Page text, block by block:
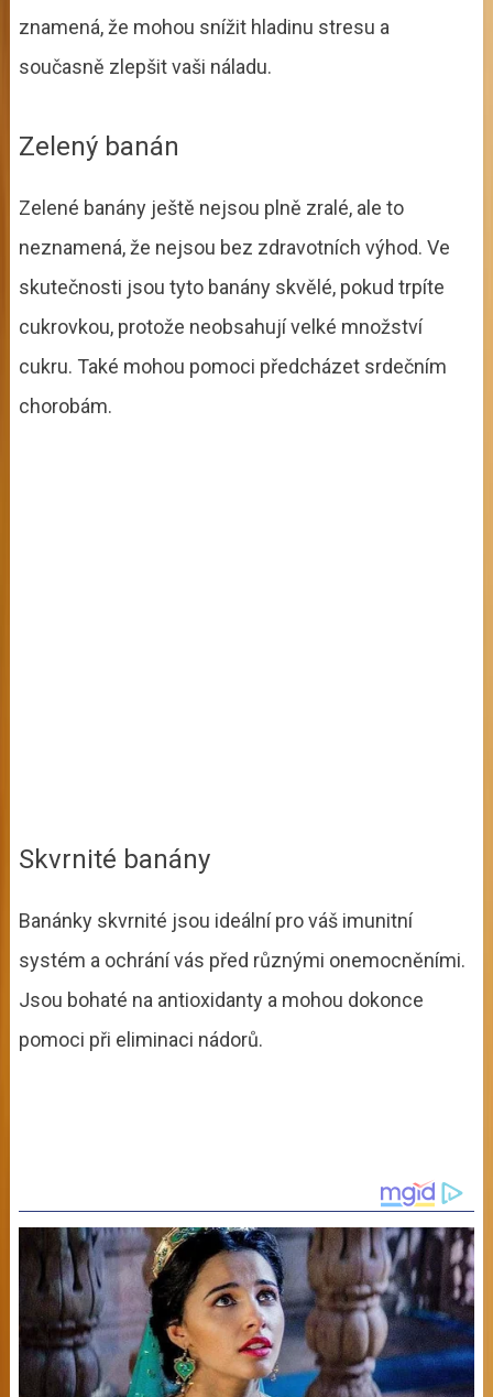
znamená, že mohou snížit hladinu stresu a
současně zlepšit vaši náladu.
Zelený banán
Zelené banány ještě nejsou plně zralé, ale to
neznamená, že nejsou bez zdravotních výhod. Ve
skutečnosti jsou tyto banány skvělé, pokud trpíte
cukrovkou, protože neobsahují velké množství
cukru. Také mohou pomoci předcházet srdečním
chorobám.
Skvrnité banány
Banánky skvrnité jsou ideální pro váš imunitní
systém a ochrání vás před různými onemocněními.
Jsou bohaté na antioxidanty a mohou dokonce
pomoci při eliminaci nádorů.